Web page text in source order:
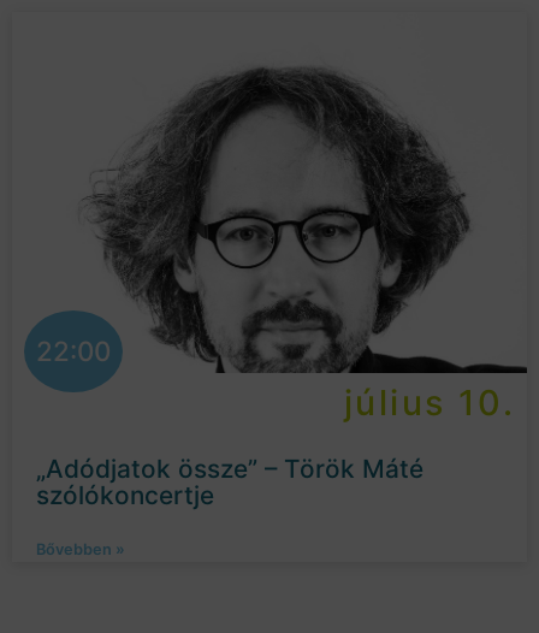
22:00
július 10.
„Adódjatok össze” – Török Máté
szólókoncertje
Bővebben »